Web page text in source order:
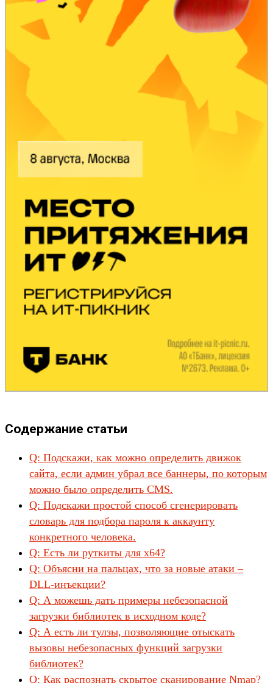
Содержание статьи
Q: Подскажи, как можно определить движок
сайта, если админ убрал все баннеры, по которым
можно было определить CMS.
Q: Подскажи простой способ сгенерировать
словарь для подбора пароля к аккаунту
конкретного человека.
Q: Есть ли руткиты для x64?
Q: Объясни на пальцах, что за новые атаки –
DLL-инъекции?
Q: А можешь дать примеры небезопасной
загрузки библиотек в исходном коде?
Q: А есть ли тулзы, позволяющие отыскать
вызовы небезопасных функций загрузки
библиотек?
Q: Как распознать скрытое сканирование Nmap?